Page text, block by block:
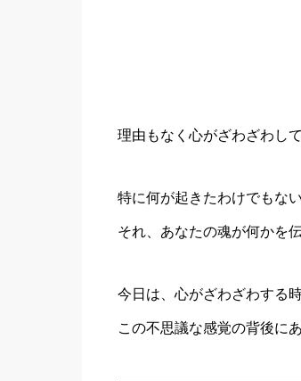
理由もなく心がざわざわし
特に何が起きたわけでもな
それ、あなたの魂が何かを
今日は、心がざわざわする
この不思議な感覚の背後に